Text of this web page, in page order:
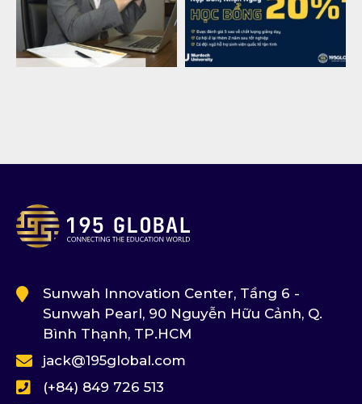
Sunwah Innovation Center, Tầng 6 -
Sunwah Pearl, 90 Nguyễn Hữu Cảnh, Q.
Bình Thạnh, TP.HCM
jack@195global.com
(+84) 849 726 513